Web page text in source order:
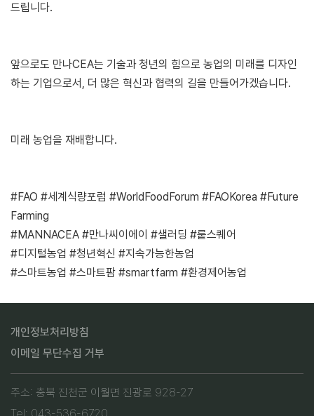
드립니다.
앞으로도 만나CEA는 기술과 청년의 힘으로 농업의 미래를 디자인
하는 기업으로서, 더 많은 혁신과 협력의 길을 만들어가겠습니다.
미래 농업을 재배합니다.
#FAO #세계식량포럼 #WorldFoodForum #FAOKorea #Future
Farming
#MANNACEA #만나씨이에이 #샐러딩 #뤁스퀘어
#디지털농업 #청년혁신 #지속가능한농업
#스마트농업 #스마트팜 #smartfarm #환경제어농업
개인정보처리방침
이메일 무단수집 거부
주소: 충북 진천군 이월면 진광로 928-27